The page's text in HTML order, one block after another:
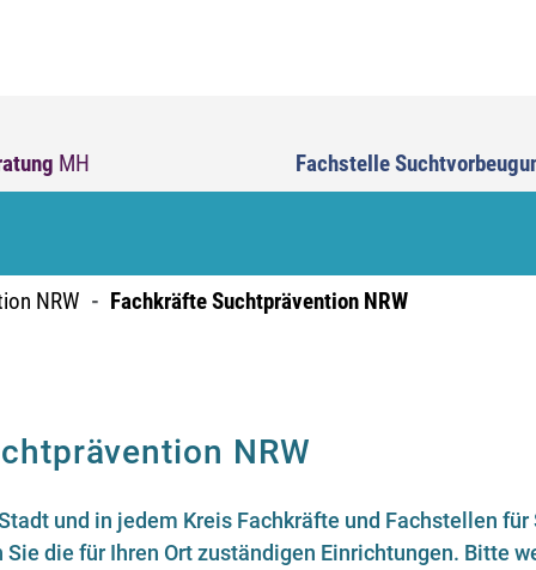
MH Fachstelle
NRW Fachkräfte Suchtprävention NRW
NRW
und in jedem Kreis Fachkräfte und Fachstellen
Sie die für Ihren Ort zuständigen Einrichtungen. Bitte